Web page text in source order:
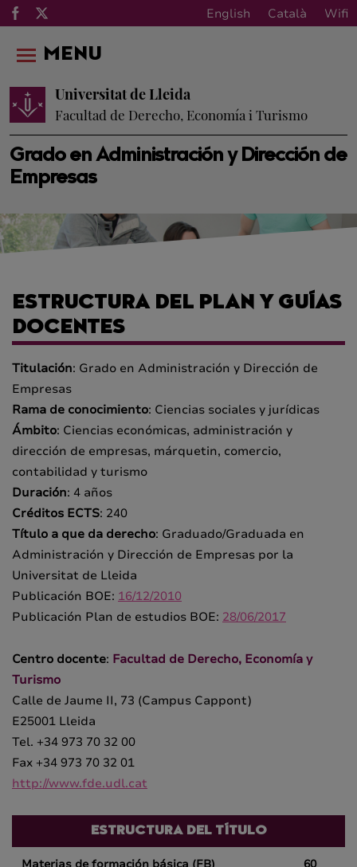
English Català Wifi
Grado en Administración y Dirección de
Empresas
Universitat de Lleida
Facultad de Derecho, Economía i Turismo
MENU
ESTRUCTURA DEL PLAN Y GUÍAS
DOCENTES
Titulación: Grado en Administración y Dirección de
Empresas
Rama de conocimiento: Ciencias sociales y jurídicas
Ámbito: Ciencias económicas, administración y
dirección de empresas, márquetin, comercio,
contabilidad y turismo
Duración: 4 años
Créditos ECTS: 240
Título a que da derecho: Graduado/Graduada en
Administración y Dirección de Empresas por la
Universitat de Lleida
Publicación BOE: 16/12/2010
Publicación Plan de estudios BOE: 28/06/2017
Centro docente: Facultad de Derecho, Economía y
Turismo
Calle de Jaume II, 73 (Campus Cappont)
E25001 Lleida
Tel. +34 973 70 32 00
Fax +34 973 70 32 01
http://www.fde.udl.cat
ESTRUCTURA DEL TÍTULO